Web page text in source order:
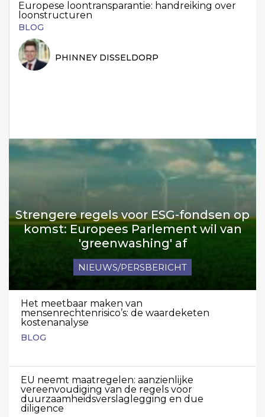
Europese loontransparantie: handreiking over
loonstructuren
BLOG
PHINNEY DISSELDORP
Strengere regels voor ESG-fondsen op
komst: Europees Parlement wil van
'greenwashing' af
NIEUWS/PERSBERICHT
Het meetbaar maken van
mensenrechtenrisico’s: de waardeketen
kostenanalyse
BLOG
EU neemt maatregelen: aanzienlijke
vereenvoudiging van de regels voor
duurzaamheidsverslaglegging en due
diligence